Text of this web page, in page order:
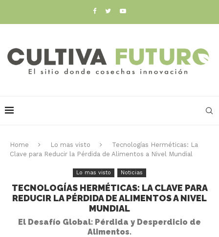
Home Lo mas visto
Tecnologías Herméticas: La
Clave para Reducir la Pérdida de Alimentos a Nivel Mundial
Lo mas visto Noticias
TECNOLOGÍAS HERMÉTICAS: LA CLAVE PARA
REDUCIR LA PÉRDIDA DE ALIMENTOS A NIVEL
MUNDIAL
El Desafío Global: Pérdida y Desperdicio de
Alimentos.